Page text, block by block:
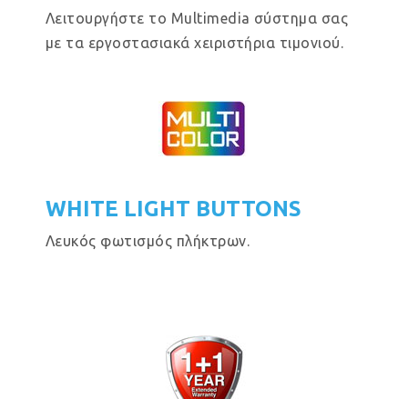
Λειτουργήστε το Multimedia σύστημα σας
με τα εργοστασιακά χειριστήρια τιμονιού.
WHITE LIGHT BUTTONS
Λευκός φωτισμός πλήκτρων.